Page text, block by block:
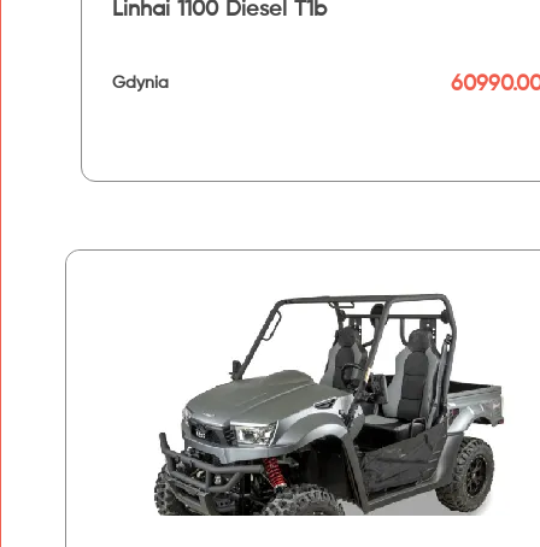
Linhai 1100 Diesel T1b
Gdynia